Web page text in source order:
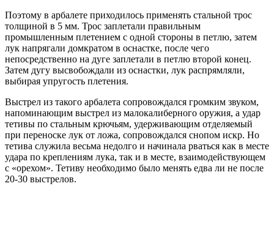
Поэтому в арбалете приходилось применять стальной трос
толщиной в 5 мм. Трос заплетали правильным
промышленным плетением с одной стороны в петлю, затем
лук напрягали домкратом в оснастке, после чего
непосредственно на дуге заплетали в петлю второй конец.
Затем дугу высвобождали из оснастки, лук распрямляли,
выбирая упругость плетения.
Выстрел из такого арбалета сопровождался громким звуком,
напоминающим выстрел из малокалиберного оружия, а удар
тетивы по стальным крючьям, удерживающим отделяемый
при переноске лук от ложа, сопровождался снопом искр. Но
тетива служила весьма недолго и начинала рваться как в месте
удара по креплениям лука, так и в месте, взаимодействующем
с «орехом». Тетиву необходимо было менять едва ли не после
20-30 выстрелов.